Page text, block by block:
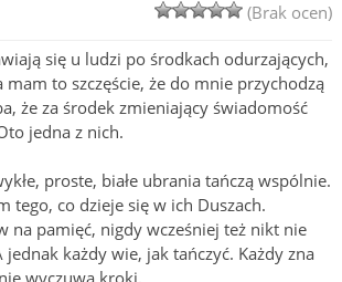
(Brak ocen)
się u ludzi po środkach odurzających,
mam to szczęście, że do mnie przychodzą
że za środek zmieniający świadomość
jedna z nich.
proste, białe ubrania tańczą wspólnie.
tego, co dzieje się w ich Duszach.
na pamięć, nigdy wcześniej też nikt nie
jednak każdy wie, jak tańczyć. Każdy zna